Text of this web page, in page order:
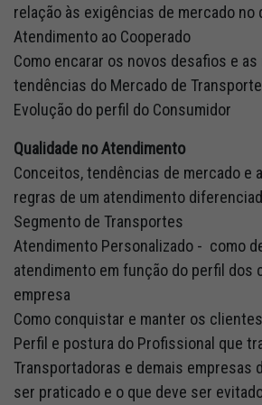
relação às exigências de mercado no
Atendimento ao Cooperado
Como encarar os novos desafios e
tendências do Mercado de
Evolução do perfil do Consumidor
Qualidade no Atendimento
Conceitos, tendências de mercado e
regras de um atendimento
Segmento de Transportes
Atendimento Personalizado - como
atendimento em função do perfil dos
empresa
Como conquistar e manter os
Perfil e postura do Profissional que
Transportadoras e demais empresas
ser praticado e o que deve ser